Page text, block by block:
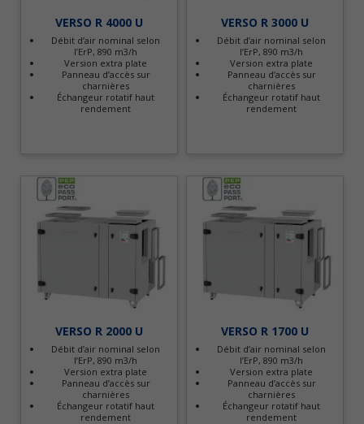
VERSO R 4000 U
Débit d’air nominal selon
l’ErP, 890 m3/h
Version extra plate
Panneau d’accès sur
charnières
Échangeur rotatif haut
rendement
VERSO R 3000 U
Débit d’air nominal selon
l’ErP, 890 m3/h
Version extra plate
Panneau d’accès sur
charnières
Échangeur rotatif haut
rendement
VERSO R 2000 U
Débit d’air nominal selon
l’ErP, 890 m3/h
Version extra plate
Panneau d’accès sur
charnières
Échangeur rotatif haut
rendement
VERSO R 1700 U
Débit d’air nominal selon
l’ErP, 890 m3/h
Version extra plate
Panneau d’accès sur
charnières
Échangeur rotatif haut
rendement